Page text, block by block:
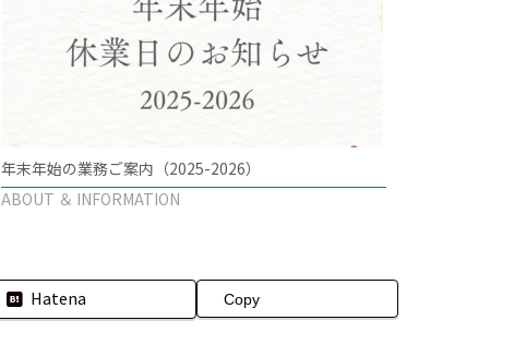
年末年始の業務ご案内（2025-2026）
ABOUT ＆ INFORMATION
Hatena Copy